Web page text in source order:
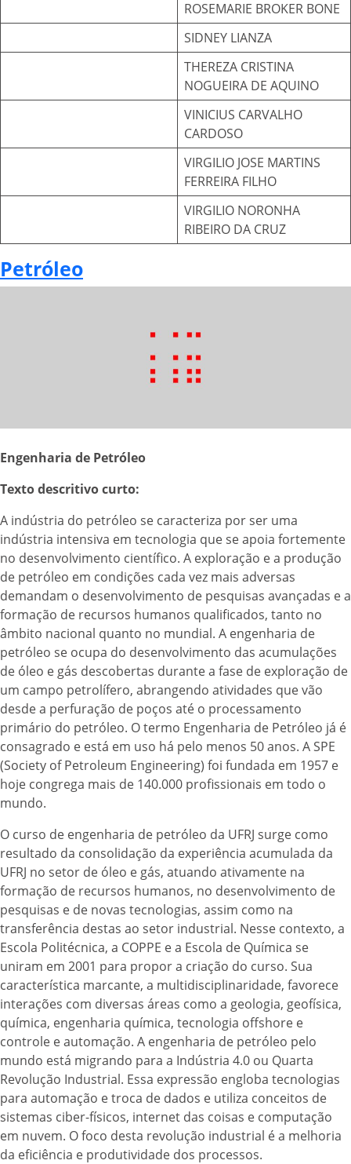
ROSEMARIE BROKER BONE
SIDNEY LIANZA
THEREZA CRISTINA
NOGUEIRA DE AQUINO
VINICIUS CARVALHO
CARDOSO
VIRGILIO JOSE MARTINS
FERREIRA FILHO
VIRGILIO NORONHA
RIBEIRO DA CRUZ
Petróleo
Engenharia de Petróleo
Texto descritivo curto:
A indústria do petróleo se caracteriza por ser uma
indústria intensiva em tecnologia que se apoia fortemente
no desenvolvimento científico. A exploração e a produção
de petróleo em condições cada vez mais adversas
demandam o desenvolvimento de pesquisas avançadas e a
formação de recursos humanos qualificados, tanto no
âmbito nacional quanto no mundial. A engenharia de
petróleo se ocupa do desenvolvimento das acumulações
de óleo e gás descobertas durante a fase de exploração de
um campo petrolífero, abrangendo atividades que vão
desde a perfuração de poços até o processamento
primário do petróleo. O termo Engenharia de Petróleo já é
consagrado e está em uso há pelo menos 50 anos. A SPE
(Society of Petroleum Engineering) foi fundada em 1957 e
hoje congrega mais de 140.000 profissionais em todo o
mundo.
O curso de engenharia de petróleo da UFRJ surge como
resultado da consolidação da experiência acumulada da
UFRJ no setor de óleo e gás, atuando ativamente na
formação de recursos humanos, no desenvolvimento de
pesquisas e de novas tecnologias, assim como na
transferência destas ao setor industrial. Nesse contexto, a
Escola Politécnica, a COPPE e a Escola de Química se
uniram em 2001 para propor a criação do curso. Sua
característica marcante, a multidisciplinaridade, favorece
interações com diversas áreas como a geologia, geofísica,
química, engenharia química, tecnologia offshore e
controle e automação. A engenharia de petróleo pelo
mundo está migrando para a Indústria 4.0 ou Quarta
Revolução Industrial. Essa expressão engloba tecnologias
para automação e troca de dados e utiliza conceitos de
sistemas ciber-físicos, internet das coisas e computação
em nuvem. O foco desta revolução industrial é a melhoria
da eficiência e produtividade dos processos.